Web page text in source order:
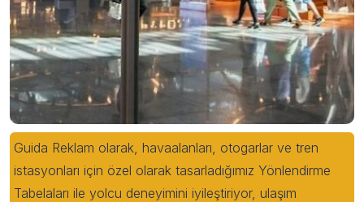
Guida Reklam olarak, havaalanları, otogarlar ve tren
istasyonları için özel olarak tasarladığımız Yönlendirme
Tabelaları ile yolcu deneyimini iyileştiriyor, ulaşım